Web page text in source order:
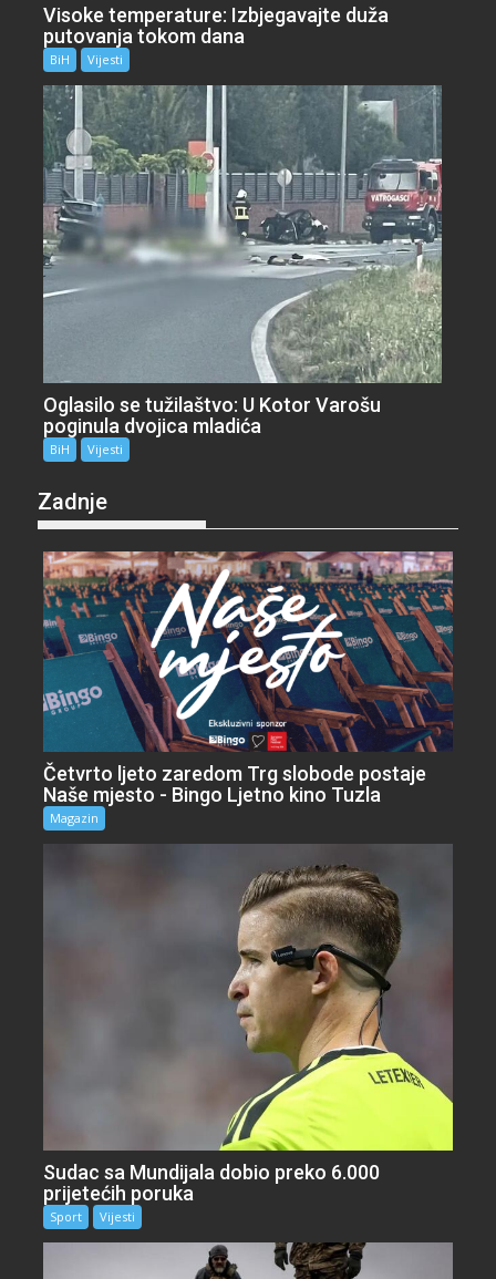
Visoke temperature: Izbjegavajte duža
putovanja tokom dana
BiH Vijesti
Oglasilo se tužilaštvo: U Kotor Varošu
poginula dvojica mladića
BiH Vijesti
Zadnje
Četvrto ljeto zaredom Trg slobode postaje
Naše mjesto - Bingo Ljetno kino Tuzla
Magazin
Sudac sa Mundijala dobio preko 6.000
prijetećih poruka
Sport Vijesti